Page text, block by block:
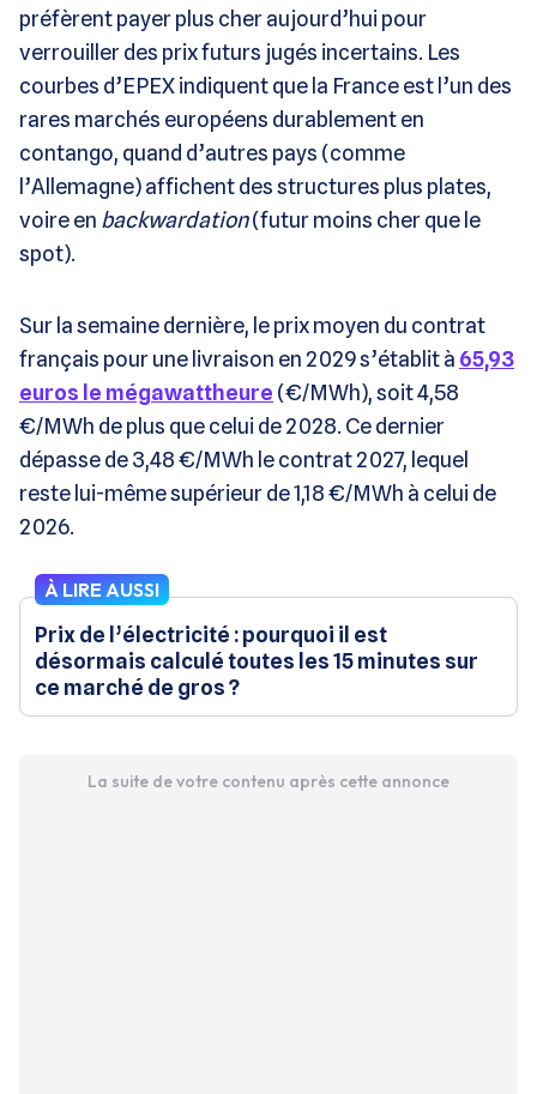
préfèrent payer plus cher aujourd’hui pour
verrouiller des prix futurs jugés incertains. Les
courbes d’EPEX indiquent que la France est l’un des
rares marchés européens durablement en
contango, quand d’autres pays (comme
l’Allemagne) affichent des structures plus plates,
voire en backwardation(futur moins cher que le
spot).
Sur la semaine dernière, le prix moyen du contrat
français pour une livraison en 2029 s’établit à 65,93
euros le mégawattheure (€/MWh), soit 4,58
€/MWh de plus que celui de 2028. Ce dernier
dépasse de 3,48 €/MWh le contrat 2027, lequel
reste lui-même supérieur de 1,18 €/MWh à celui de
2026.
À LIRE AUSSI
Prix de l’électricité : pourquoi il est
désormais calculé toutes les 15 minutes sur
ce marché de gros ?
La suite de votre contenu après cette annonce